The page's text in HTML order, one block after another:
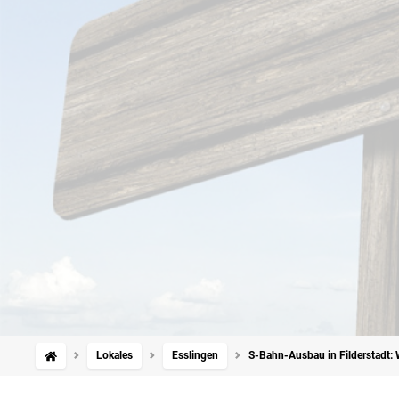
Lokales Esslingen S-Bahn-Ausbau in Filderstadt: